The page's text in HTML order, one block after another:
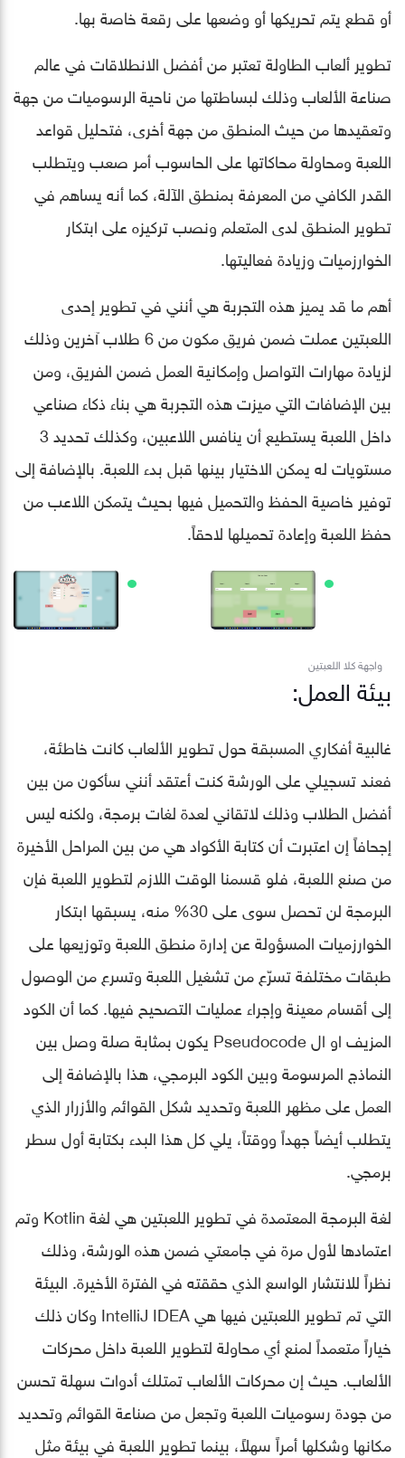
أو قطع يتم تحريكها أو وضعها على رقعة خاصة بها.
تطوير ألعاب الطاولة تعتبر من أفضل الانطلاقات في عالم
صناعة الألعاب وذلك لبساطتها من ناحية الرسوميات من جهة
وتعقيدها من حيث المنطق من جهة أخرى، فتحليل قواعد
اللعبة ومحاولة محاكاتها على الحاسوب أمر صعب ويتطلب
القدر الكافي من المعرفة بمنطق الآلة، كما أنه يساهم في
تطوير المنطق لدى المتعلم ونصب تركيزه على ابتكار
الخوارزميات وزيادة فعاليتها.
أهم ما قد يميز هذه التجربة هي أنني في تطوير إحدى
اللعبتين عملت ضمن فريق مكون من 6 طلاب آخرين وذلك
لزيادة مهارات التواصل وإمكانية العمل ضمن الفريق، ومن
بين الإضافات التي ميزت هذه التجربة هي بناء ذكاء صناعي
داخل اللعبة يستطيع أن ينافس اللاعبين، وكذلك تحديد 3
مستويات له يمكن الاختيار بينها قبل بدء اللعبة. بالإضافة إلى
توفير خاصية الحفظ والتحميل فيها بحيث يتمكن اللاعب من
حفظ اللعبة وإعادة تحميلها لاحقاً.
واجهة كلا اللعبتين
بيئة العمل:
غالبية أفكاري المسبقة حول تطوير الألعاب كانت خاطئة،
فعند تسجيلي على الورشة كنت أعتقد أنني سأكون من بين
أفضل الطلاب وذلك لاتقاني لعدة لغات برمجة، ولكنه ليس
إجحافاً إن اعتبرت أن كتابة الأكواد هي من بين المراحل الأخيرة
من صنع اللعبة، فلو قسمنا الوقت اللازم لتطوير اللعبة فإن
البرمجة لن تحصل سوى على 30% منه، يسبقها ابتكار
الخوارزميات المسؤولة عن إدارة منطق اللعبة وتوزيعها على
طبقات مختلفة تسرّع من تشغيل اللعبة وتسرع من الوصول
إلى أقسام معينة وإجراء عمليات التصحيح فيها. كما أن الكود
المزيف او ال Pseudocode يكون بمثابة صلة وصل بين
النماذج المرسومة وبين الكود البرمجي، هذا بالإضافة إلى
العمل على مظهر اللعبة وتحديد شكل القوائم والأزرار الذي
يتطلب أيضاً جهداً ووقتاً، يلي كل هذا البدء بكتابة أول سطر
برمجي.
لغة البرمجة المعتمدة في تطوير اللعبتين هي لغة Kotlin وتم
اعتمادها لأول مرة في جامعتي ضمن هذه الورشة، وذلك
نظراً للانتشار الواسع الذي حققته في الفترة الأخيرة. البيئة
التي تم تطوير اللعبتين فيها هي IntelliJ IDEA وكان ذلك
خياراً متعمداً لمنع أي محاولة لتطوير اللعبة داخل محركات
الألعاب. حيث إن محركات الألعاب تمتلك أدوات سهلة تحسن
من جودة رسوميات اللعبة وتجعل من صناعة القوائم وتحديد
مكانها وشكلها أمراً سهلاً، بينما تطوير اللعبة في بيئة مثل